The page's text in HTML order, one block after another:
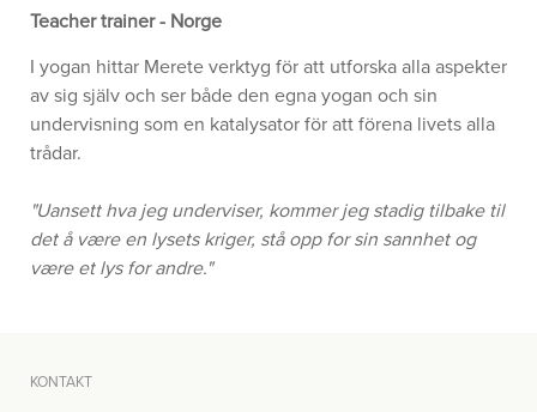
Teacher trainer - Norge
I yogan hittar Merete verktyg för att utforska alla aspekter
av sig själv och ser både den egna yogan och sin
undervisning som en katalysator för att förena livets alla
trådar.
"Uansett hva jeg underviser, kommer jeg stadig tilbake til
det å være en lysets kriger, stå opp for sin sannhet og
være et lys for andre."
KONTAKT